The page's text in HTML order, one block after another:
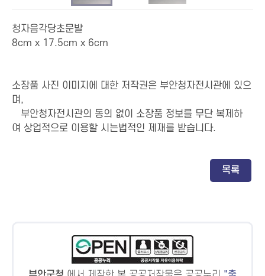
Resize20of20IMG_0467
청자음각당초문발
8cm x 17.5cm x 6cm
소장품 사진 이미지에 대한 저작권은 부안청자전시관에 있으
며,
부안청자전시관의 동의 없이 소장품 정보를 무단 복제하
여 상업적으로 이용할 시는법적인 제재를 받습니다.
목록